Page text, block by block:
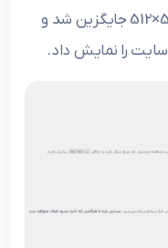
سایت با یک آیکون جدید در ابعاد 512×512 جایگزین شد و